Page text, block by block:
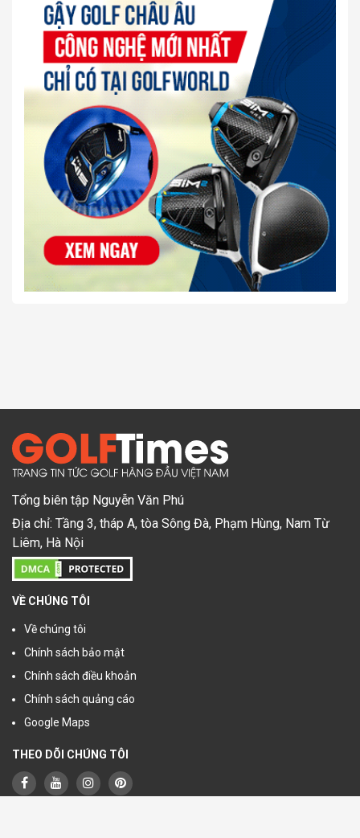
Tổng biên tập Nguyễn Văn Phú
Địa chỉ: Tầng 3, tháp A, tòa Sông Đà, Phạm Hùng, Nam Từ
Liêm, Hà Nội
VỀ CHÚNG TÔI
Về chúng tôi
Chính sách bảo mật
Chính sách điều khoản
Chính sách quảng cáo
Google Maps
THEO DÕI CHÚNG TÔI